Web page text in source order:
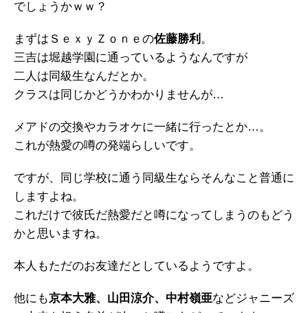
でしょうかｗｗ？
まずはＳｅｘｙＺｏｎｅの佐藤勝利 。
三吉は堀越学園に通っているようなんですが
二人は同級生なんだとか。
クラスは同じかどうかわかりませんが…
メアドの交換やカラオケに一緒に行ったとか…。
これが熱愛の噂の発端らしいです。
ですが、同じ学校に通う同級生ならそんなこと普通に
しますよね。
これだけで彼氏だ熱愛だと噂になってしまうのもどう
かと思いますね。
本人もただのお友達だとしているようですよ。
他にも京本大雅、山田涼介、中村嶺亜などジャニーズ